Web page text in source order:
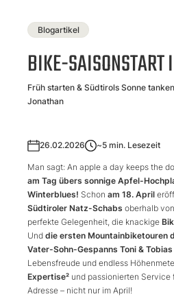
Blogartikel
BIKE-SAISONSTART
Früh starten & Südtirols Sonne
Jonathan
26.02.2026 ~5 min. Lesezeit
Man sagt: An apple a day keeps the
am Tag übers sonnige Apfel-
Winterblues! Schon am 18. April
Südtiroler Natz-Schabs oberhalb
perfekte Gelegenheit, die knackige
Und die ersten Mountainbiketouren
Vater-Sohn-Gespanns Toni & Tobias
Lebensfreude und endless
Expertise² und passionierten Service
Adresse – nicht nur im April!